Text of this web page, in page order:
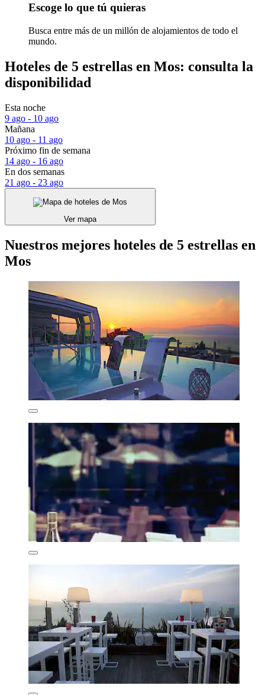
Escoge lo que tú quieras
Busca entre más de un millón de alojamientos de todo el
mundo.
Hoteles de 5 estrellas en Mos: consulta la
disponibilidad
Esta noche
9 ago - 10 ago
Mañana
10 ago - 11 ago
Próximo fin de semana
14 ago - 16 ago
En dos semanas
21 ago - 23 ago
Ver mapa
Nuestros mejores hoteles de 5 estrellas en
Mos